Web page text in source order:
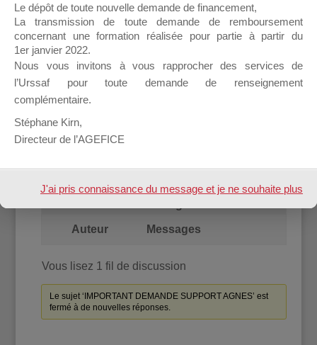
IMPORTANT DEMANDE
Auteur Messages
Vous lisez 1 fil de discussion
Le sujet ‘IMPORTANT DEMANDE SUPPORT AGNES’ est
fermé à de nouvelles réponses.
Le dépôt de toute nouvelle demande de financement,
La transmission de toute demande de remboursement
concernant une formation réalisée pour partie à partir du
1er janvier 2022.
Nous vous invitons à vous rapprocher des services de
l’Urssaf pour toute demande de renseignement
complémentaire.
Stéphane Kirn,
Directeur de l’AGEFICE
J'ai pris connaissance du message et je ne souhaite plus